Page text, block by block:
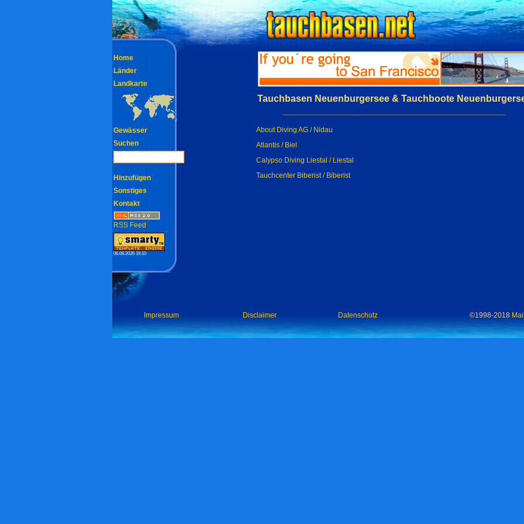
Tauchbasen Neuenburgersee & Tauchboote
About Diving AG / Nidau
Atlantis / Biel
Calypso Diving Liestal / Liestal
Tauchcenter Biberist / Biberist
Home
Länder
Landkarte
Gewässer
Suchen
Hinzufügen
Sonstiges
Kontakt
RSS Feed
06.08.2026 19:10
Impressum Disclaimer Datenschutz ©1998-2018